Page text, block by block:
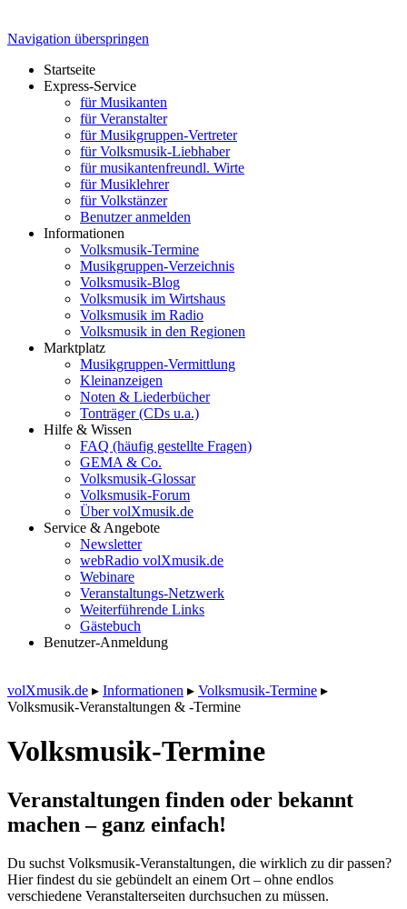
Navigation überspringen
Startseite
Express-Service
für Musikanten
für Veranstalter
für Musikgruppen-Vertreter
für Volksmusik-Liebhaber
für musikantenfreundl. Wirte
für Musiklehrer
für Volkstänzer
Benutzer anmelden
Informationen
Volksmusik-Termine
Musikgruppen-Verzeichnis
Volksmusik-Blog
Volksmusik im Wirtshaus
Volksmusik im Radio
Volksmusik in den Regionen
Marktplatz
Musikgruppen-Vermittlung
Kleinanzeigen
Noten & Liederbücher
Tonträger (CDs u.a.)
Hilfe & Wissen
FAQ (häufig gestellte Fragen)
GEMA & Co.
Volksmusik-Glossar
Volksmusik-Forum
Über volXmusik.de
Service & Angebote
Newsletter
webRadio volXmusik.de
Webinare
Veranstaltungs-Netzwerk
Weiterführende Links
Gästebuch
Benutzer-Anmeldung
volXmusik.de ▸ Informationen ▸ Volksmusik-Termine ▸
Volksmusik-Veranstaltungen & -Termine
Volksmusik-Termine
Veranstaltungen finden oder bekannt
machen – ganz einfach!
Du suchst Volksmusik-Veranstaltungen, die wirklich zu dir passen?
Hier findest du sie gebündelt an einem Ort – ohne endlos
verschiedene Veranstalterseiten durchsuchen zu müssen.